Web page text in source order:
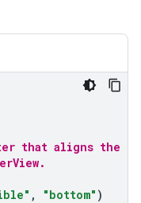
that aligns the
, "bottom" )